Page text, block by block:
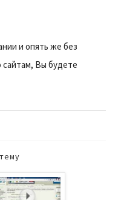
и опять же без
сайтам, Вы будете